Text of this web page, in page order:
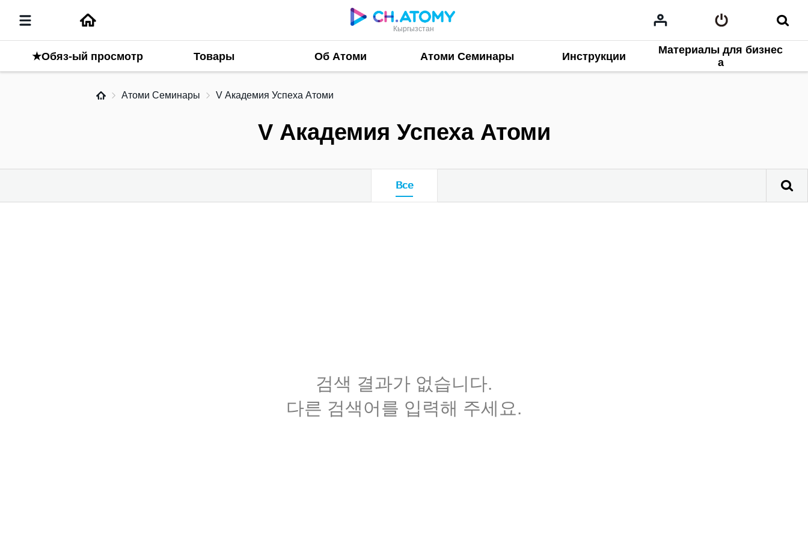
Кыргызстан
★Обяз-ый просмотр Товары Об Атоми Атоми Семинары Инструкции
Материалы для бизнес
а
Атоми Семинары V Академия Успеха Атоми
V Академия Успеха Атоми
Все
검색 결과가 없습니다.
다른 검색어를 입력해 주세요.